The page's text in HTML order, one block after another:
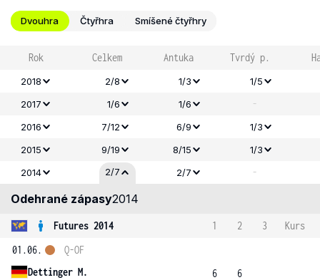
Dvouhra Čtyřhra Smíšené čtyřhry
Rok Celkem Antuka Tvrdý p.
2018 2/8 1/3
1/5
2017
1/6 1/6 -
2016 7/12 6/9
1/3
2015
9/19 8/15
1/3
2014
2/7 2/7 -
Odehrané zápasy2014
Futures 2014 1 2 3
Kurs
01.06.
Dettinger M.
Q-OF
6
6